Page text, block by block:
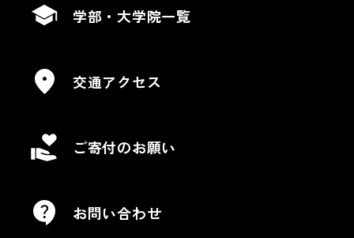
学部・大学院一覧
交通アクセス
ご寄付のお願い
お問い合わせ